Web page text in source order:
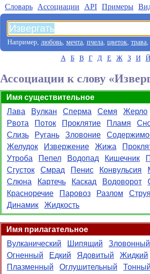
Словарь Aссоциации API Примеры
Например, любовь, мечта, пчела, цветок, трава,
А Б В Г Д Е Ж З И Й
Ассоциации к слову
Имя существительное
Лава
Вулкан Сперма Семя
Жерло
Рвота
Поток Проклятие Пламя
Слизь
Ругань Зловоние
Желудок
Извержение Жижа
Утроба
Пепел Водопад Кишечник
Сгусток
Смрад Пенис Конвульсия
Слюна
Картечь Каскад Водоворот
Красноречие
Паровоз Разлом
Динамик
Жидкость
Имя прилагательное
Вулканический
Шипящий
Зловонный
Огненный
Едкий Ядовитый
Жидкий
Плазменный
Оглушительный